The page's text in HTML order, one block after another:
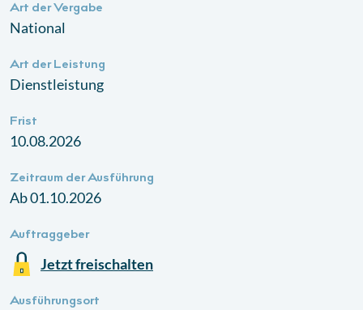
Art der Vergabe
National
Art der Leistung
Dienstleistung
Frist
10.08.2026
Zeitraum der Ausführung
Ab 01.10.2026
Auftraggeber
Jetzt freischalten
Ausführungsort